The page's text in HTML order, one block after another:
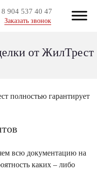
8 904 537 40 47
Заказать звонок
от ЖилТрест
полностью гарантирует
всю документацию на
каких – либо